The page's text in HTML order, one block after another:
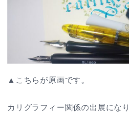
▲こちらが原画です。
カリグラフィー関係の出展にな